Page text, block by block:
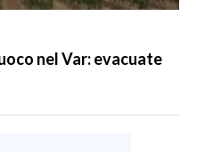
nel Var: evacuate